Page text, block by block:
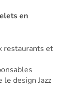
en
restaurants et
design Jazz